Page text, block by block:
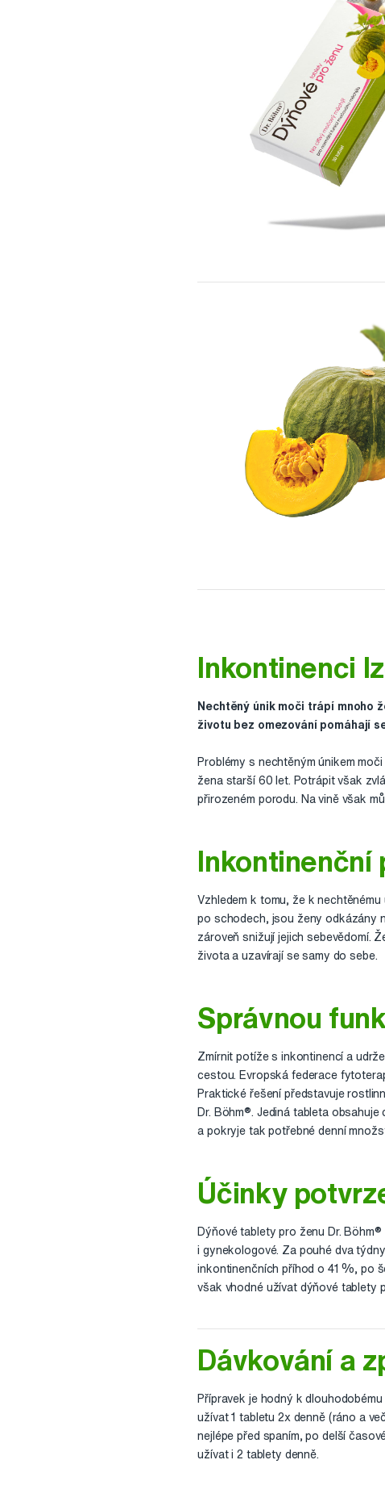
Inkontinenci
Nechtěný únik moči trápí mnoho
životu bez omezování pomáhají
Problémy s nechtěným únikem
žena starší 60 let. Potrápit však
přirozeném porodu. Na vině však
Inkontinenční
Vzhledem k tomu, že k
po schodech, jsou ženy odkázány
zároveň snižují jejich sebevědomí.
života a uzavírají se samy do sebe.
Správnou
Zmírnit potíže s inkontinencí a
cestou. Evropská federace
Praktické řešení představuje
Dr. Böhm®. Jediná tableta
a pokryje tak potřebné denní
Účinky
Dýňové tablety pro ženu Dr.
i gynekologové. Za pouhé dva
inkontinenčních příhod o 41 %, po
však vhodné užívat dýňové tablety
Dávkování a
Přípravek je hodný k
užívat 1 tabletu 2x denně (ráno a
nejlépe před spaním, po delší
užívat i 2 tablety denně.